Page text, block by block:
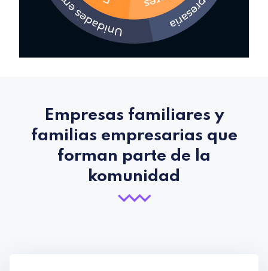
Empresas familiares y
familias empresarias que
forman parte de la
komunidad